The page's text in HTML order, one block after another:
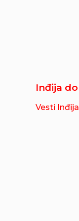
Inđija
Vesti Inđija